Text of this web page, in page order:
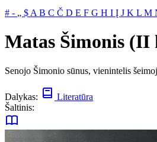
# ‐ „ $ A B C Č D E F G H I Į J K L M
Matas Šimonis (II
Senojo Šimonio sūnus, vienintelis
Dalykas:
Literatūra
Šaltinis: